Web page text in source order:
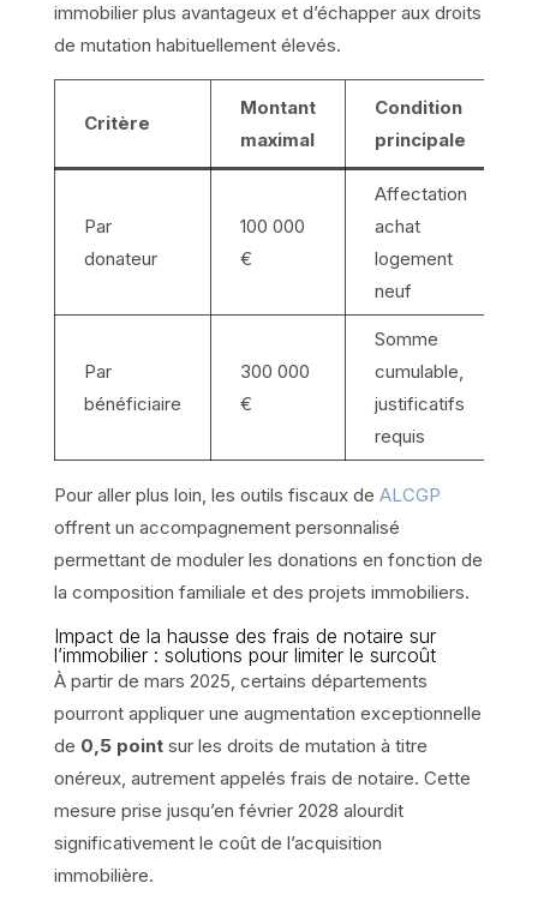
immobilier plus avantageux et d’échapper aux droits
de mutation habituellement élevés.
Critère
Montant
maximal
Condition
principale
Par
donateur
100 000
€
Affectation
achat
logement
neuf
Par
bénéficiaire
300 000
€
Somme
cumulable,
justificatifs
requis
Pour aller plus loin, les outils fiscaux de ALCGP
offrent un accompagnement personnalisé
permettant de moduler les donations en fonction de
la composition familiale et des projets immobiliers.
Impact de la hausse des frais de notaire sur
l’immobilier : solutions pour limiter le surcoût
À partir de mars 2025, certains départements
pourront appliquer une augmentation exceptionnelle
de 0,5 pointsur les droits de mutation à titre
onéreux, autrement appelés frais de notaire. Cette
mesure prise jusqu’en février 2028 alourdit
significativement le coût de l’acquisition
immobilière.